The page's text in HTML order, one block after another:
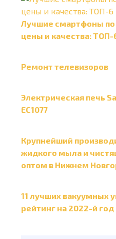
Лучшие смартфоны
цены и качества: ТОП-
Ремонт телевизоров
Электрическая печь
EC1077
Крупнейший
жидкого мыла и
оптом в Нижнем
11 лучших вакуумных
рейтинг на 2022-й год